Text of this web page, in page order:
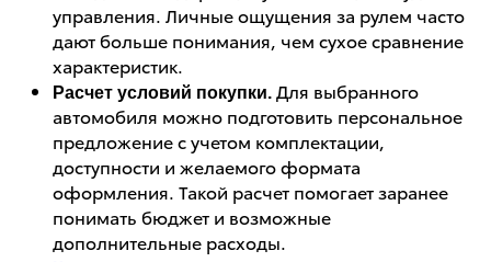
управления. Личные ощущения за рулем часто
дают больше понимания, чем сухое сравнение
характеристик.
Расчет условий покупки. Для выбранного
автомобиля можно подготовить персональное
предложение с учетом комплектации,
доступности и желаемого формата
оформления. Такой расчет помогает заранее
понимать бюджет и возможные
дополнительные расходы.